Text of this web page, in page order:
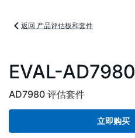
返回 产品评估板和套件
EVAL-AD7980
AD7980 评估套件
立即购买